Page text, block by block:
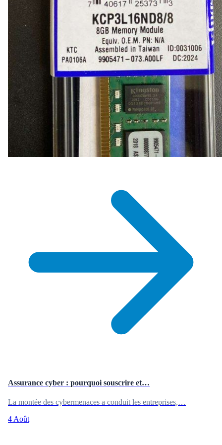
Assurance cyber : pourquoi souscrire et…
La montée des cybermenaces a conduit les entreprises,…
4 Août